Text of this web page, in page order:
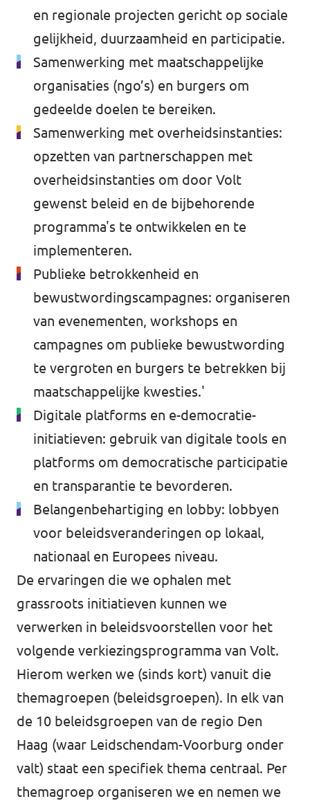
en regionale projecten gericht op sociale
gelijkheid, duurzaamheid en participatie.
Samenwerking met maatschappelijke
organisaties (ngo’s) en burgers om
gedeelde doelen te bereiken.
Samenwerking met overheidsinstanties:
opzetten van partnerschappen met
overheidsinstanties om door Volt
gewenst beleid en de bijbehorende
programma's te ontwikkelen en te
implementeren.
Publieke betrokkenheid en
bewustwordingscampagnes: organiseren
van evenementen, workshops en
campagnes om publieke bewustwording
te vergroten en burgers te betrekken bij
maatschappelijke kwesties.'
Digitale platforms en e-democratie-
initiatieven: gebruik van digitale tools en
platforms om democratische participatie
en transparantie te bevorderen.
Belangenbehartiging en lobby: lobbyen
voor beleidsveranderingen op lokaal,
nationaal en Europees niveau.
De ervaringen die we ophalen met
grassroots initiatieven kunnen we
verwerken in beleidsvoorstellen voor het
volgende verkiezingsprogramma van Volt.
Hierom werken we (sinds kort) vanuit die
themagroepen (beleidsgroepen). In elk van
de 10 beleidsgroepen van de regio Den
Haag (waar Leidschendam-Voorburg onder
valt) staat een specifiek thema centraal. Per
themagroep organiseren we en nemen we